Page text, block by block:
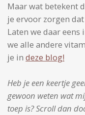
Maar wat betekent
je ervoor zorgen
Laten we daar
we alle andere
je in deze blog!
Heb je een keertje
gewoon weten wat
toep is? Scroll dan